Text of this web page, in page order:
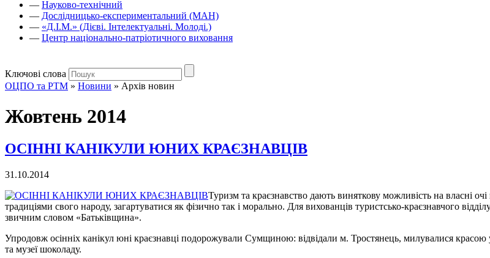
— Науково-технічний
— Дослідницько-експериментальний (МАН)
— «Д.І.М.» (Дієві. Інтелектуальні. Молоді.)
— Центр національно-патріотичного виховання
Ключові слова
ОЦПО та РТМ » Новини » Архів новин
Жовтень 2014
ОСІННІ КАНІКУЛИ ЮНИХ КРАЄЗНАВЦІВ
31.10.2014
Туризм та краєзнавство дають виняткову можливість на власні
традиціями свого народу, загартуватися як фізично так і морально. Для вихованців туристсько-краєзнавчого
звичним словом «Батьківщина».
Упродовж осінніх канікул юні краєзнавці подорожували Сумщиною: відвідали м. Тростянець, милувалися красою
та музеї шоколаду.